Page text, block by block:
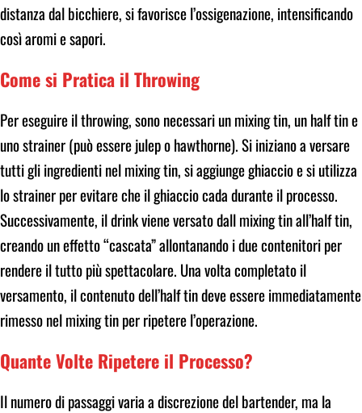
distanza dal bicchiere, si favorisce l’ossigenazione, intensificando
così aromi e sapori.
Come si Pratica il Throwing
Per eseguire il throwing, sono necessari un mixing tin, un half tin e
uno strainer (può essere julep o hawthorne). Si iniziano a versare
tutti gli ingredienti nel mixing tin, si aggiunge ghiaccio e si utilizza
lo strainer per evitare che il ghiaccio cada durante il processo.
Successivamente, il drink viene versato dall mixing tin all’half tin,
creando un effetto “cascata” allontanando i due contenitori per
rendere il tutto più spettacolare. Una volta completato il
versamento, il contenuto dell’half tin deve essere immediatamente
rimesso nel mixing tin per ripetere l’operazione.
Quante Volte Ripetere il Processo?
Il numero di passaggi varia a discrezione del bartender, ma la